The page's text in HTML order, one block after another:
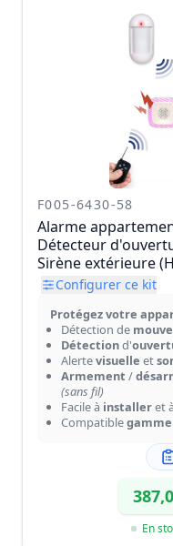
F005-6430-58
Alarme
Détecteur
Sirène extérieure
Configurer ce kit
Protégez votre
Détection de
Détectiond'
Alertevisuelle et
Armement /
(sans fil)
Facile à installeret à
Compatiblegamme
En